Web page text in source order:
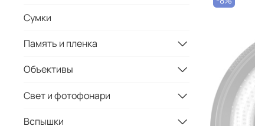
Сумки
Память и пленка
Объективы
Свет и фотофонари
Вспышки